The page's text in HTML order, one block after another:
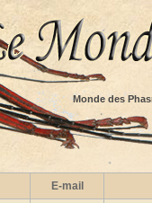
Monde des
E-mail